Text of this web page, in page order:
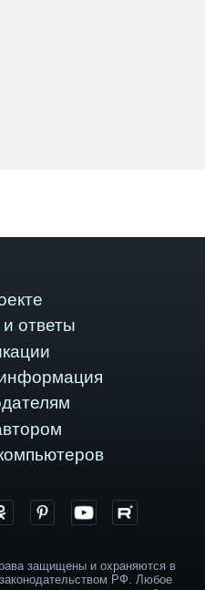
ответы
защищены и охраняются в
РФ. Любое